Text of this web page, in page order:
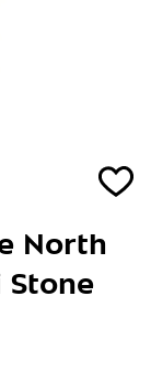
North
Stone